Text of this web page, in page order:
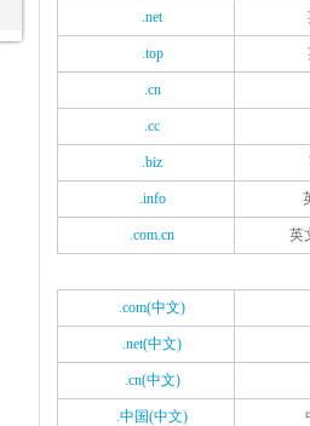
.net
.top
.cn
.cc
.biz
.info
.com.cn 英
.com(中文)
.net(中文)
.cn(中文)
.中国(中文)